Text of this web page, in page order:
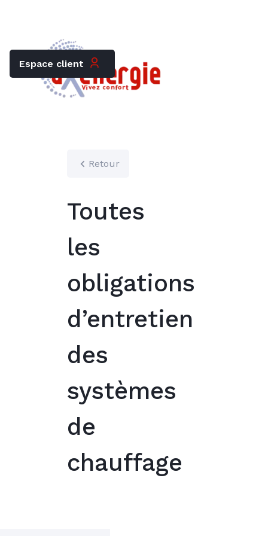
Espace client
Retour
Toutes
les
obligations
d’entretien
des
systèmes
de
chauffage